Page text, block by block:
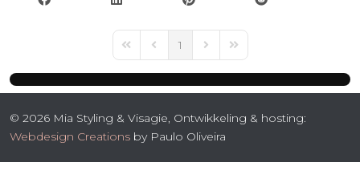
First PagePrevious Page
1 Next PageLast Page
© 2026 Mia Styling & Visagie, Ontwikkeling & hosting:
Webdesign Creations by Paulo Oliveira